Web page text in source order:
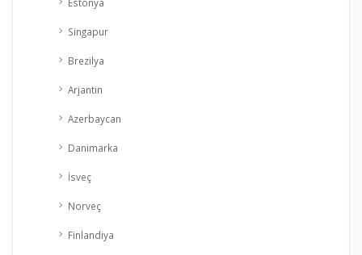
Singapur
Brezilya
Arjantin
Azerbaycan
Danimarka
İsveç
Norveç
Finlandiya